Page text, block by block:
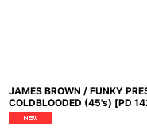
JAMES BROWN / FUNKY
COLDBLOODED (45's) [PD